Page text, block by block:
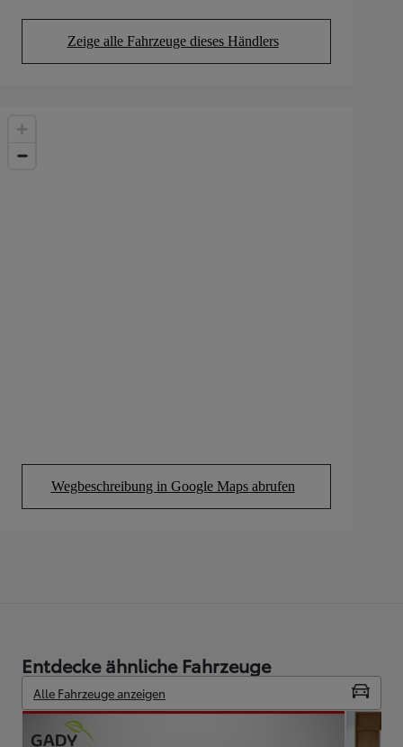
Zeige alle Fahrzeuge dieses Händlers
(Opens in new tab)
Wegbeschreibung in Google Maps abrufen
(Opens in new tab)
Entdecke ähnliche Fahrzeuge
Alle Fahrzeuge anzeigen